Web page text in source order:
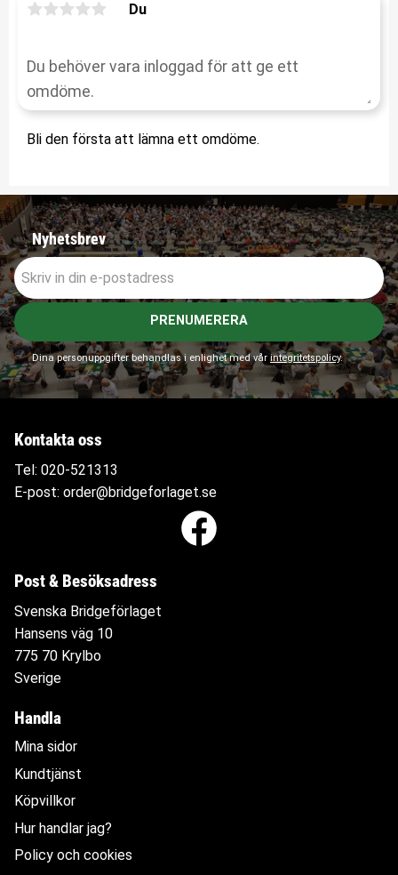
Du
Bli den första att lämna ett omdöme.
Nyhetsbrev
PRENUMERERA
Dina personuppgifter behandlas i enlighet med vår integritetspolicy.
Kontakta oss
Tel: 020-521313
E-post: order@bridgeforlaget.se
Post & Besöksadress
Svenska Bridgeförlaget
Hansens väg 10
775 70 Krylbo
Sverige
Handla
Mina sidor
Kundtjänst
Köpvillkor
Hur handlar jag?
Policy och cookies